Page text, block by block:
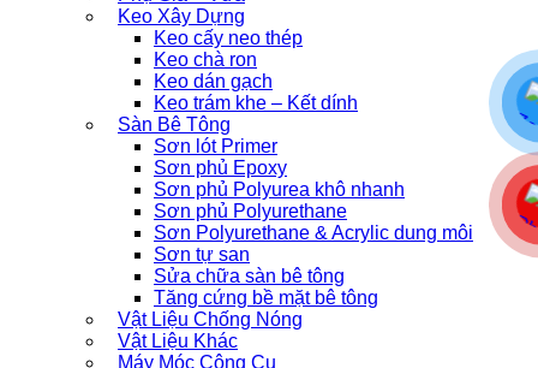
Keo Xây Dựng
Keo cấy neo thép
Keo chà ron
Keo dán gạch
Keo trám khe – Kết dính
Sàn Bê Tông
Sơn lót Primer
Sơn phủ Epoxy
Sơn phủ Polyurea khô nhanh
Sơn phủ Polyurethane
Sơn Polyurethane & Acrylic dung môi
Sơn tự san
Sửa chữa sàn bê tông
Tăng cứng bề mặt bê tông
Vật Liệu Chống Nóng
Vật Liệu Khác
Máy Móc Công Cụ